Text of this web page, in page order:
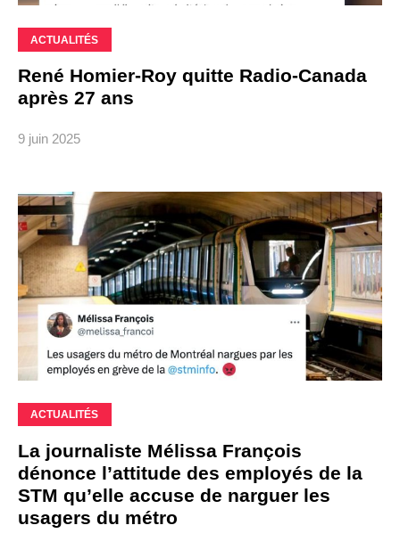
ACTUALITÉS
René Homier-Roy quitte Radio-Canada
après 27 ans
9 juin 2025
ACTUALITÉS
La journaliste Mélissa François
dénonce l’attitude des employés de la
STM qu’elle accuse de narguer les
usagers du métro